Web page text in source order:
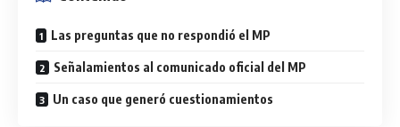
Las preguntas que no respondió el MP
Señalamientos al comunicado oficial del MP
Un caso que generó cuestionamientos